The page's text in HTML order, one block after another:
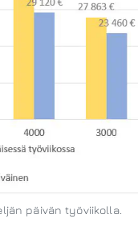
päivän työviikolla.